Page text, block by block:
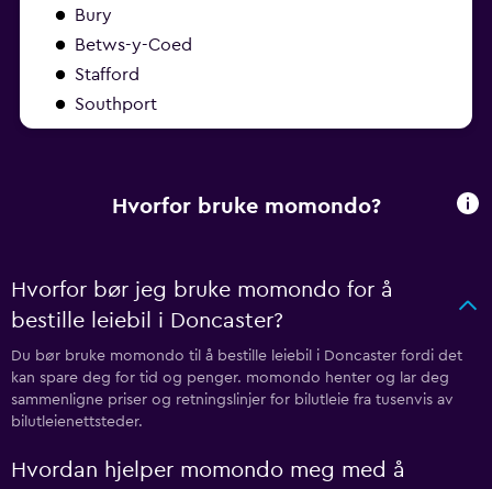
Bury
Betws-y-Coed
Stafford
Southport
Hvorfor bruke momondo?
Hvorfor bør jeg bruke momondo for å
bestille leiebil i Doncaster?
Du bør bruke momondo til å bestille leiebil i Doncaster fordi det
kan spare deg for tid og penger. momondo henter og lar deg
sammenligne priser og retningslinjer for bilutleie fra tusenvis av
bilutleienettsteder.
Hvordan hjelper momondo meg med å